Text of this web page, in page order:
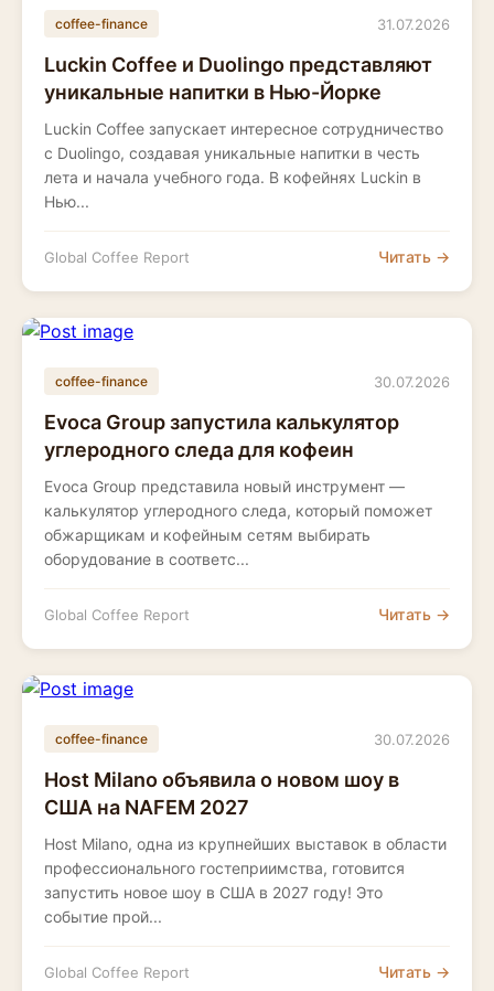
coffee-finance 31.07.2026
Luckin Coffee и Duolingo представляют
уникальные напитки в Нью-Йорке
Luckin Coffee запускает интересное сотрудничество
с Duolingo, создавая уникальные напитки в честь
лета и начала учебного года. В кофейнях Luckin в
Нью...
Global Coffee Report Читать →
coffee-finance 30.07.2026
Evoca Group запустила калькулятор
углеродного следа для кофеин
Evoca Group представила новый инструмент —
калькулятор углеродного следа, который поможет
обжарщикам и кофейным сетям выбирать
оборудование в соответс...
Global Coffee Report Читать →
coffee-finance 30.07.2026
Host Milano объявила о новом шоу в
США на NAFEM 2027
Host Milano, одна из крупнейших выставок в области
профессионального гостеприимства, готовится
запустить новое шоу в США в 2027 году! Это
событие прой...
Global Coffee Report Читать →